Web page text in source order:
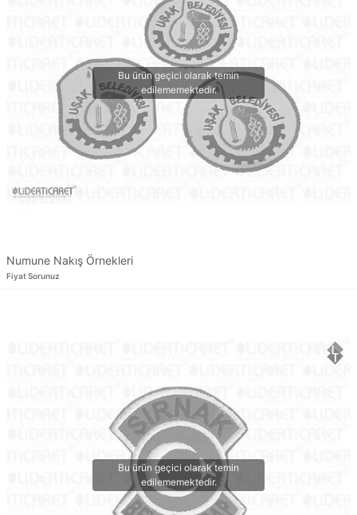
Numune Nakış Örnekleri
Fiyat Sorunuz